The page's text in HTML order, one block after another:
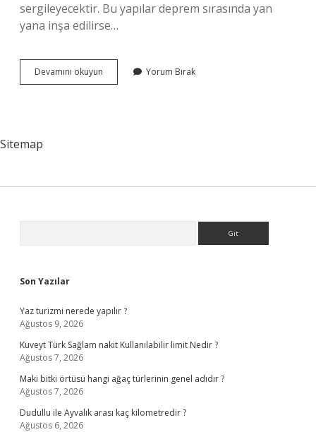
sergileyecektir. Bu yapılar deprem sırasında yan
yana inşa edilirse…
Devamını okuyun
Nizam
Yorum Bırak
Sitemap
Son Yazılar
Yaz turizmi nerede yapılır ?
Ağustos 9, 2026
Kuveyt Türk Sağlam nakit Kullanılabilir limit Nedir ?
Ağustos 7, 2026
Maki bitki örtüsü hangi ağaç türlerinin genel adıdır ?
Ağustos 7, 2026
Dudullu ile Ayvalık arası kaç kilometredir ?
Ağustos 6, 2026